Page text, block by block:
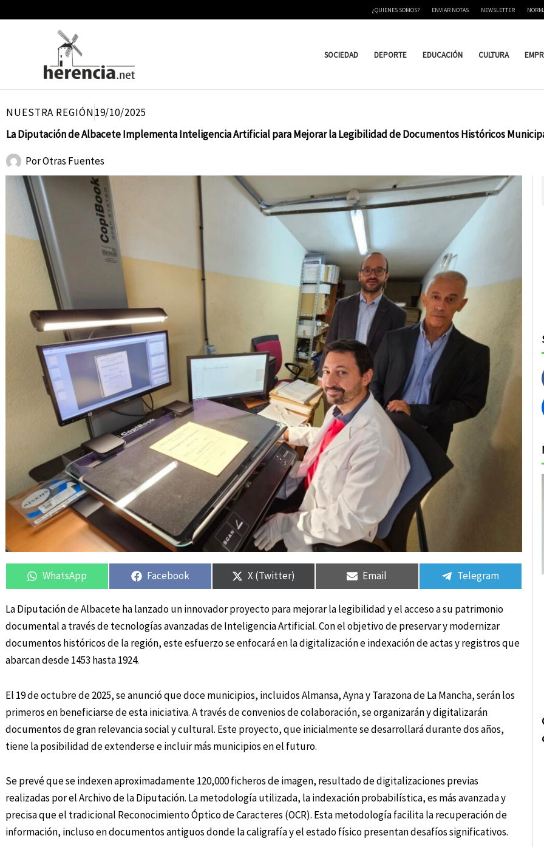
¿QUIENES SOMOS? ENVIAR NOTAS NEWSLETTER
SOCIEDAD DEPORTE EDUCACIÓN CULTURA
NUESTRA REGIÓN19/10/2025
La Diputación de Albacete Implementa Inteligencia Artificial para Mejorar la Legibilidad de Documentos Históricos
PorOtras Fuentes
Compartir
en
WhatsApp
Compartir
en
Facebook
Compartir
en
X (Twitter)
Compartir
en
Email
Compartir
en
Telegram
La Diputación de Albacete ha lanzado un innovador proyecto para mejorar la legibilidad y el acceso a su patrimonio
documental a través de tecnologías avanzadas de Inteligencia Artificial. Con el objetivo de preservar y modernizar
documentos históricos de la región, este esfuerzo se enfocará en la digitalización e indexación de actas y registros que
abarcan desde 1453 hasta 1924.
El 19 de octubre de 2025, se anunció que doce municipios, incluidos Almansa, Ayna y Tarazona de La Mancha, serán los
primeros en beneficiarse de esta iniciativa. A través de convenios de colaboración, se organizarán y digitalizarán
documentos de gran relevancia social y cultural. Este proyecto, que inicialmente se desarrollará durante dos años,
tiene la posibilidad de extenderse e incluir más municipios en el futuro.
Se prevé que se indexen aproximadamente 120,000 ficheros de imagen, resultado de digitalizaciones previas
realizadas por el Archivo de la Diputación. La metodología utilizada, la indexación probabilística, es más avanzada y
precisa que el tradicional Reconocimiento Óptico de Caracteres (OCR). Esta metodología facilita la recuperación de
información, incluso en documentos antiguos donde la caligrafía y el estado físico presentan desafíos significativos.
Compartir
en
Compartir
en
Compartir
en
Compartir
en
Compartir
en